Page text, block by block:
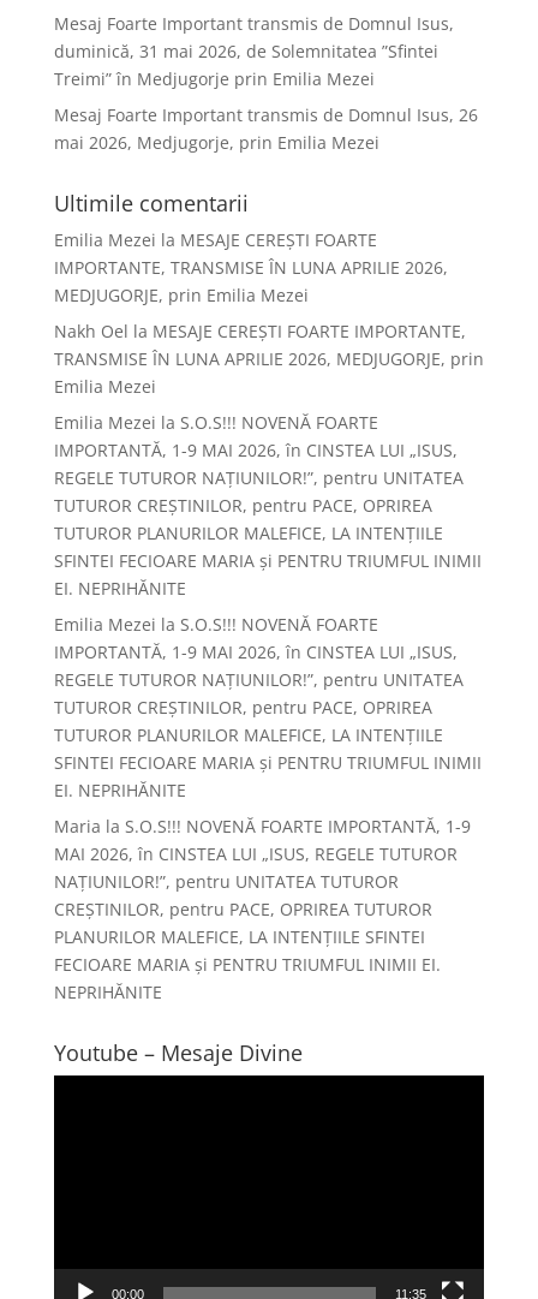
Mesaj Foarte Important transmis de Domnul Isus,
duminică, 31 mai 2026, de Solemnitatea ”Sfintei
Treimi” în Medjugorje prin Emilia Mezei
Mesaj Foarte Important transmis de Domnul Isus, 26
mai 2026, Medjugorje, prin Emilia Mezei
Ultimile comentarii
Emilia Mezei la MESAJE CEREȘTI FOARTE
IMPORTANTE, TRANSMISE ÎN LUNA APRILIE 2026,
MEDJUGORJE, prin Emilia Mezei
Nakh Oel la MESAJE CEREȘTI FOARTE IMPORTANTE,
TRANSMISE ÎN LUNA APRILIE 2026, MEDJUGORJE, prin
Emilia Mezei
Emilia Mezei la S.O.S!!! NOVENĂ FOARTE
IMPORTANTĂ, 1-9 MAI 2026, în CINSTEA LUI „ISUS,
REGELE TUTUROR NAȚIUNILOR!”, pentru UNITATEA
TUTUROR CREȘTINILOR, pentru PACE, OPRIREA
TUTUROR PLANURILOR MALEFICE, LA INTENȚIILE
SFINTEI FECIOARE MARIA și PENTRU TRIUMFUL INIMII
EI. NEPRIHĂNITE
Emilia Mezei la S.O.S!!! NOVENĂ FOARTE
IMPORTANTĂ, 1-9 MAI 2026, în CINSTEA LUI „ISUS,
REGELE TUTUROR NAȚIUNILOR!”, pentru UNITATEA
TUTUROR CREȘTINILOR, pentru PACE, OPRIREA
TUTUROR PLANURILOR MALEFICE, LA INTENȚIILE
SFINTEI FECIOARE MARIA și PENTRU TRIUMFUL INIMII
EI. NEPRIHĂNITE
Maria la S.O.S!!! NOVENĂ FOARTE IMPORTANTĂ, 1-9
MAI 2026, în CINSTEA LUI „ISUS, REGELE TUTUROR
NAȚIUNILOR!”, pentru UNITATEA TUTUROR
CREȘTINILOR, pentru PACE, OPRIREA TUTUROR
PLANURILOR MALEFICE, LA INTENȚIILE SFINTEI
FECIOARE MARIA și PENTRU TRIUMFUL INIMII EI.
NEPRIHĂNITE
Youtube – Mesaje Divine
00:00 11:35